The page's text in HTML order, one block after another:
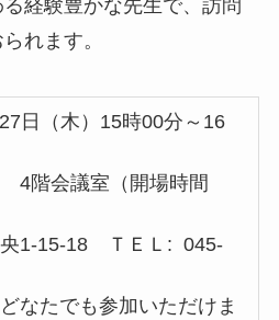
験豊かな先生で、訪問
られます。
日（木）15時00分～16
階会議室（開場時間
央1-15-18 ＴＥＬ: 045-
なたでも参加いただけま